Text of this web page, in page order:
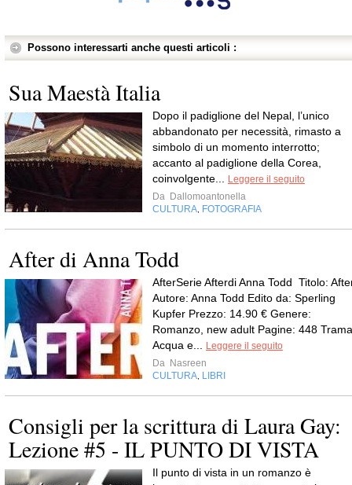
Possono interessarti anche questi articoli :
Sua Maestà Italia
Dopo il padiglione del Nepal, l’unico
abbandonato per necessità, rimasto a
simbolo di un momento interrotto;
accanto al padiglione della Corea,
coinvolgente...
Leggere il seguito
Da Dallomoantonella
CULTURA FOTOGRAFIA
After di Anna Todd
AfterSerie Afterdi Anna Todd Titolo:
Autore: Anna Todd Edito da: Sperling
Kupfer Prezzo: 14.90 € Genere:
Romanzo, new adult Pagine: 448
Acqua e...
Leggere il seguito
Da Nasreen
CULTURA LIBRI
Consigli per la scrittura di Laura Gay:
Lezione #5 - IL PUNTO DI VISTA
Il punto di vista in un romanzo è